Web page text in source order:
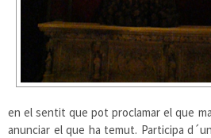
en el sentit que pot proclamar el que
anunciar el que ha temut. Participa